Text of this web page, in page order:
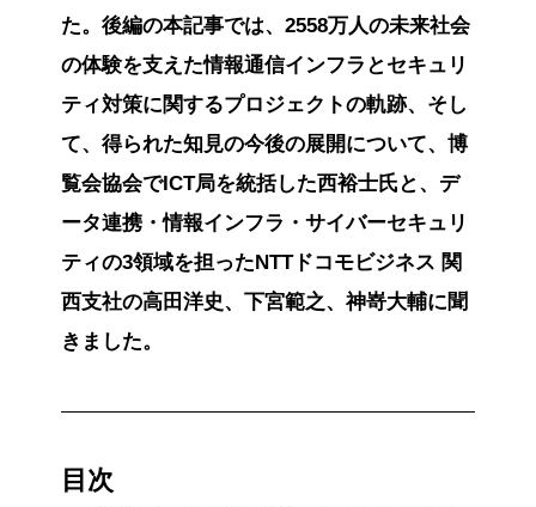
た。後編の本記事では、2558万人の未来社会
の体験を支えた情報通信インフラとセキュリ
ティ対策に関するプロジェクトの軌跡、そし
て、得られた知見の今後の展開について、博
覧会協会でICT局を統括した西裕士氏と、デ
ータ連携・情報インフラ・サイバーセキュリ
ティの3領域を担ったNTTドコモビジネス 関
西支社の高田洋史、下宮範之、神嵜大輔に聞
きました。
目次